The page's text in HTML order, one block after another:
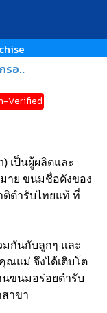
รอ..
Verified
เป็นผู้ผลิตและ
าย ขนมชื่อดังของ
ตำรับไทยแท้ ที่
มกันกับลูกๆ และ
ณแม่ จึงได้เติบโต
นขนมอร่อยตำรับ
าขา